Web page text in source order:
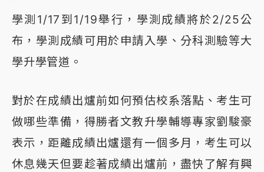
學測1/17到1/19舉行，學測成績將於2/25公
布，學測成績可用於申請入學、分科測驗等大
學升學管道。
對於在成績出爐前如何預估校系落點、考生可
做哪些準備，得勝者文教升學輔導專家劉駿豪
表示，距離成績出爐還有一個多月，考生可以
休息幾天但要趁著成績出爐前，盡快了解有興